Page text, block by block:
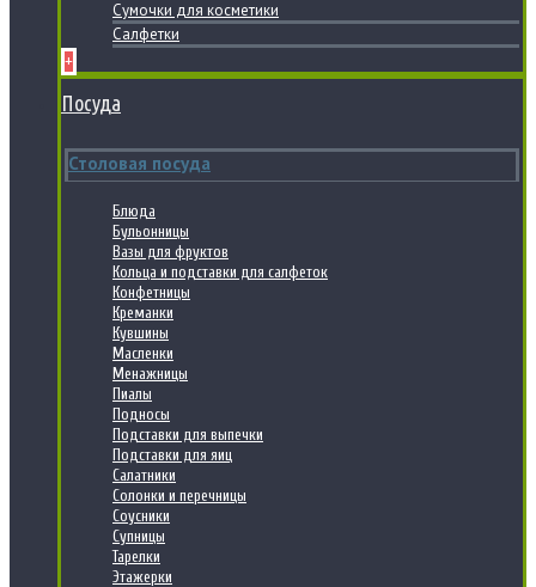
Сумочки для косметики
Салфетки
+
Посуда
Столовая посуда
Блюда
Бульонницы
Вазы для фруктов
Кольца и подставки для салфеток
Конфетницы
Креманки
Кувшины
Масленки
Менажницы
Пиалы
Подносы
Подставки для выпечки
Подставки для яиц
Салатники
Солонки и перечницы
Соусники
Супницы
Тарелки
Этажерки